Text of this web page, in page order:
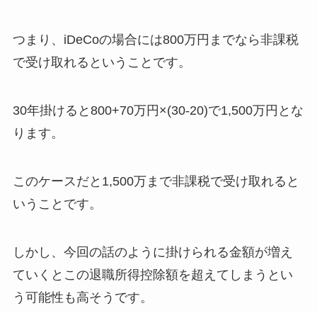
つまり、iDeCoの場合には800万円までなら非課税
で受け取れるということです。
30年掛けると800+70万円×(30-20)で1,500万円とな
ります。
このケースだと1,500万まで非課税で受け取れると
いうことです。
しかし、今回の話のように掛けられる金額が増え
ていくとこの退職所得控除額を超えてしまうとい
う可能性も高そうです。